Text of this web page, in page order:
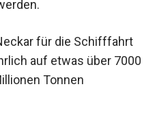
für die Schifffahrt
auf etwas über 7000
Tonnen